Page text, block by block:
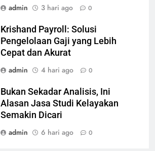
admin
3 hari ago 0
Krishand Payroll: Solusi
Pengelolaan Gaji yang Lebih
Cepat dan Akurat
admin
4 hari ago 0
Bukan Sekadar Analisis, Ini
Alasan Jasa Studi Kelayakan
Semakin Dicari
admin
6 hari ago 0